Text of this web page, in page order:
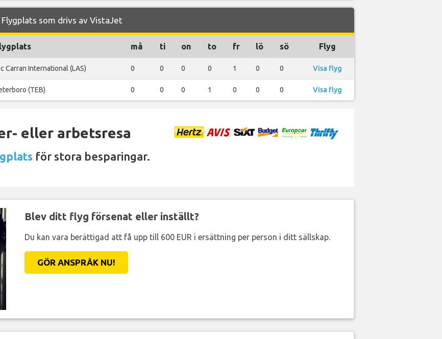
som drivs av VistaJet
må ti on to fr lö sö Flyg
Carran International (LAS) 0 0 0 0 1 0 0 Visa flyg
(TEB) 0 0 0 1 0 0 0 Visa flyg
eller arbetsresa
för stora besparingar.
Blev ditt flyg försenat eller inställt?
Du kan vara berättigad att få upp till 600 EUR i ersättning per person i ditt sällskap.
GÖR ANSPRÅK NU!